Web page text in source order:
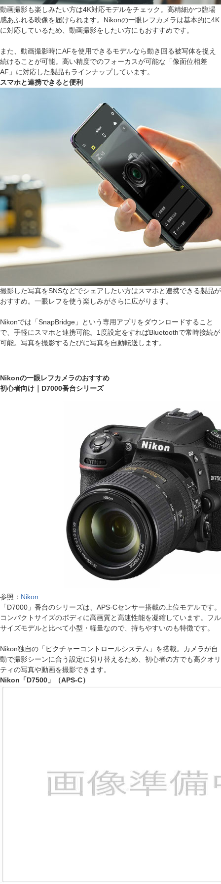
動画撮影も楽しみたい方は4K対応モデルをチェック。高精細かつ臨場
感あふれる映像を届けられます。Nikonの一眼レフカメラは基本的に4K
に対応しているため、動画撮影をしたい方にもおすすめです。
また、動画撮影時にAFを使用できるモデルなら動き回る被写体を捉え
続けることが可能。高い精度でのフォーカスが可能な「像面位相差
AF」に対応した製品もラインナップしています。
スマホと連携できると便利
撮影した写真をSNSなどでシェアしたい方はスマホと連携できる製品が
おすすめ。一眼レフを使う楽しみがさらに広がります。
Nikonでは「SnapBridge」という専用アプリをダウンロードすること
で、手軽にスマホと連携可能。1度設定をすればBluetoothで常時接続が
可能。写真を撮影するたびに写真を自動転送します。
Nikonの一眼レフカメラのおすすめ
初心者向け｜D7000番台シリーズ
参照： Nikon
「D7000」番台のシリーズは、APS-Cセンサー搭載の上位モデルです。
コンパクトサイズのボディに高画質と高速性能を凝縮しています。フル
サイズモデルと比べて小型・軽量なので、持ちやすいのも特徴です。
Nikon独自の「ピクチャーコントロールシステム」を搭載。カメラが自
動で撮影シーンに合う設定に切り替えるため、初心者の方でも高クオリ
ティの写真や動画を撮影できます。
Nikon「D7500」（APS-C）